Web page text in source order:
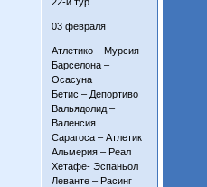
03 февраля
Атлетико – Мурсия
Барселона –
Осасуна
Бетис – Депортиво
Вальядолид –
Валенсия
Сарагоса – Атлетик
Альмерия – Реал
Хетафе- Эспаньол
Леванте – Расинг